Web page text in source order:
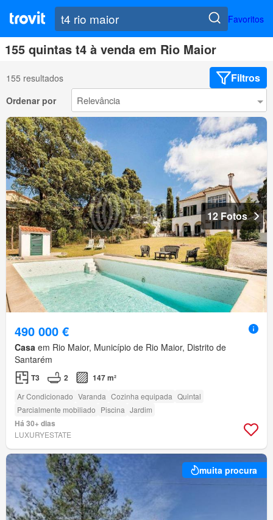
Favoritos
155 quintas t4 à venda em Rio Maior
155 resultados Filtros
Ordenar por
12 Fotos
490 000 €
Casa em Rio Maior, Município de Rio Maior, Distrito de
Santarém
T3 2 147 m²
Ar Condicionado Varanda Cozinha equipada Quintal
Parcialmente mobiliado Piscina Jardim
Há 30+ dias
LUXURYESTATE
muita procura